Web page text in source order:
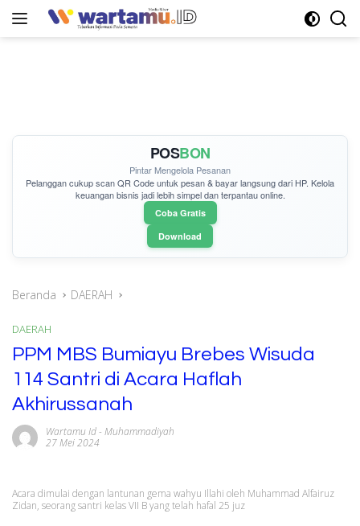
POSBON
Pintar Mengelola Pesanan
Pelanggan cukupscan QR Codeuntuk pesan & bayar langsung dari HP. Kelola
keuangan bisnis jadi lebih simpel dan terpantau online.
Coba Gratis
Download
Beranda DAERAH
DAERAH
PPM MBS Bumiayu Brebes Wisuda
114 Santri di Acara Haflah
Akhirussanah
Wartamu Id- Muhammadiyah
27 Mei 2024
Acara dimulai dengan lantunan gema wahyu Illahi oleh Muhammad Alfairuz
Zidan, seorang santri kelas VII B yang telah hafal 25 juz